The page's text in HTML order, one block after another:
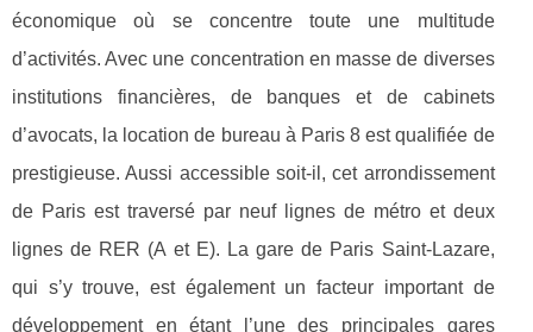
économique où se concentre toute une multitude
d’activités. Avec une concentration en masse de diverses
institutions financières, de banques et de cabinets
d’avocats, la location de bureau à Paris 8 est qualifiée de
prestigieuse. Aussi accessible soit-il, cet arrondissement
de Paris est traversé par neuf lignes de métro et deux
lignes de RER (A et E). La gare de Paris Saint-Lazare,
qui s’y trouve, est également un facteur important de
développement en étant l’une des principales gares